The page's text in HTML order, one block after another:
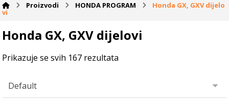
Proizvodi HONDA PROGRAM Honda GX, GXV dijelo
vi
Honda GX, GXV dijelovi
Prikazuje se svih 167 rezultata